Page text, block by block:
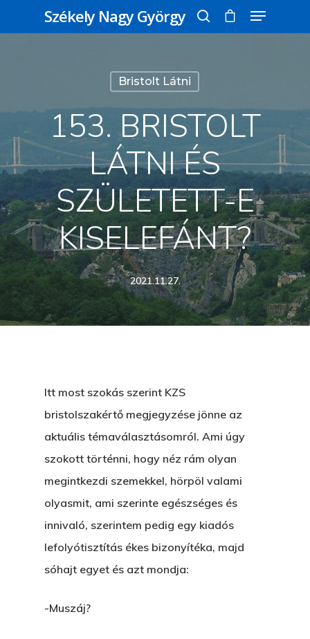
Üss egy entert a kereséshez, vagy nyomd
meg az ESC gombot a bezáráshoz
Székely Nagy György
Bristolt Látni
153. BRISTOLT
LÁTNI ÉS
SZÜLETETT-E
KISELEFÁNT?
2021.11.27.
Itt most szokás szerint KZS
bristolszakértő megjegyzése jönne az
aktuális témaválasztásomról. Ami úgy
szokott történni, hogy néz rám olyan
megintkezdi szemekkel, hörpöl valami
olyasmit, ami szerinte egészséges és
innivaló, szerintem pedig egy kiadós
lefolyótisztítás ékes bizonyítéka, majd
sóhajt egyet és azt mondja:
-Muszáj?